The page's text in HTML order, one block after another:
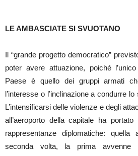
LE AMBASCIATE SI SVUOTANO
Il “grande progetto democratico”
poter avere attuazione, poiché
Paese è quello dei gruppi armati
l’interesse o l’inclinazione a condurre
L’intensificarsi delle violenze e degli
all’aeroporto della capitale ha portato
rappresentanze diplomatiche:
seconda volta, la prima avvenne